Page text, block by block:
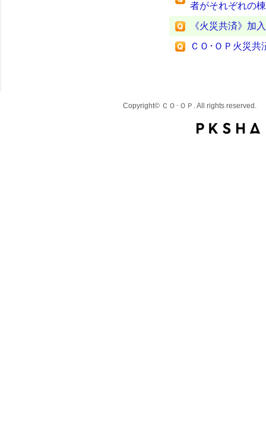
者がそれぞれの
《火災共済》加
ＣＯ･ＯＰ火災
Copyright© ＣＯ･ＯＰ. All rights reserved.